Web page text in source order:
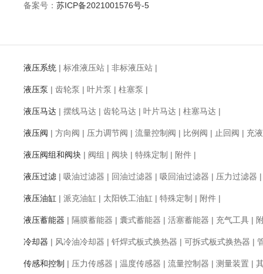
备案号： 苏ICP备2021001576号-5
液压系统 | 标准液压站 | 非标液压站 |
液压泵 | 齿轮泵 | 叶片泵 | 柱塞泵 |
液压马达 | 摆线马达 | 齿轮马达 | 叶片马达 | 柱塞马达 |
液压阀 | 方向阀 | 压力调节阀 | 流量控制阀 | 比例阀 | 止回阀 | 充
液压阀组和阀块 | 阀组 | 阀块 | 特殊定制 | 附件 |
液压过滤 | 吸油过滤器 | 回油过滤器 | 吸回油过滤器 | 压力过滤器
液压油缸 | 派克油缸 | 太阳铁工油缸 | 特殊定制 | 附件 |
液压蓄能器 | 隔膜蓄能器 | 囊式蓄能器 | 活塞蓄能器 | 充气工具 |
冷却器 | 风冷油冷却器 | 钎焊式板式换热器 | 可拆式板式换热器 |
传感和控制 | 压力传感器 | 温度传感器 | 流量控制器 | 测量装置 |